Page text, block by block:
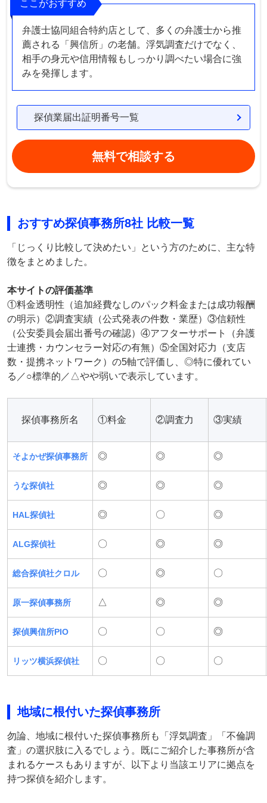
ここがおすすめ
弁護士協同組合特約店として、多くの弁護士から推
薦される「興信所」の老舗。浮気調査だけでなく、
相手の身元や信用情報もしっかり調べたい場合に強
みを発揮します。
探偵業届出証明番号一覧
無料で相談する
おすすめ探偵事務所8社 比較一覧
「じっくり比較して決めたい」という方のために、主な特
徴をまとめました。
本サイトの評価基準
①料金透明性（追加経費なしのパック料金または成功報酬
の明示）②調査実績（公式発表の件数・業歴）③信頼性
（公安委員会届出番号の確認）④アフターサポート（弁護
士連携・カウンセラー対応の有無）⑤全国対応力（支店
数・提携ネットワーク）の5軸で評価し、◎特に優れてい
る／○標準的／△やや弱いで表示しています。
探偵事務所名 ①料金 ②調査力 ③実績
そよかぜ探偵事務所 ◎ ◎ ◎
うな探偵社 ◎ ◎ ◎
HAL探偵社 ◎ 〇 ◎
ALG探偵社 〇 ◎ ◎
総合探偵社クロル 〇 ◎ 〇
原一探偵事務所 △ ◎ ◎
探偵興信所PIO 〇 〇 ◎
リッツ横浜探偵社 〇 〇 〇
地域に根付いた探偵事務所
勿論、地域に根付いた探偵事務所も「浮気調査」「不倫調
査」の選択肢に入るでしょう。既にご紹介した事務所が含
まれるケースもありますが、以下より当該エリアに拠点を
持つ探偵を紹介します。